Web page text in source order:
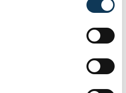
csapódott a
zajlott le kedden
szerint 8:35 körül
csapódott a SpaceX